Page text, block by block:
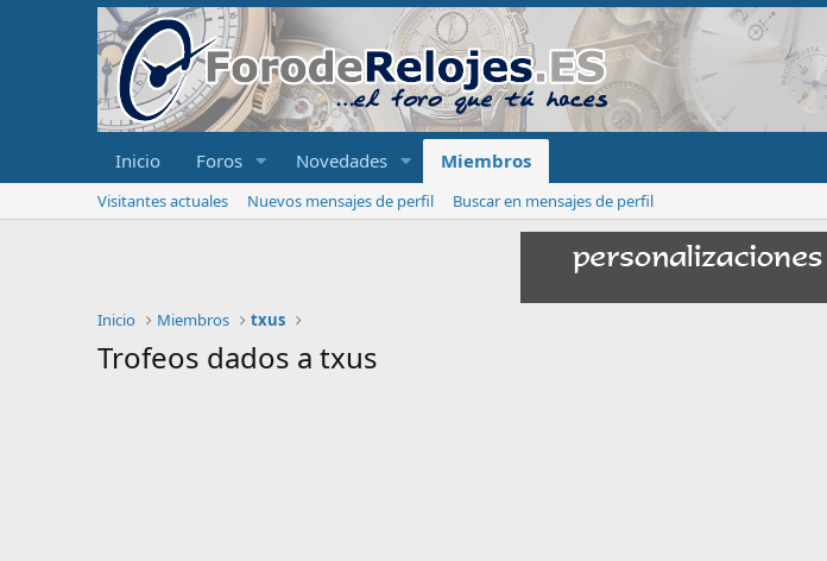
Inicio Foros Novedades Miembros
Visitantes actuales Nuevos mensajes de perfil Buscar en mensajes de perfil
Inicio Miembros txus
Trofeos dados a txus